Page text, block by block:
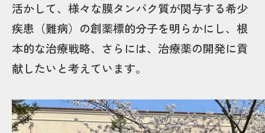
活かして、様々な膜タンパク質が関与する希少
疾患（難病）の創薬標的分子を明らかにし、根
本的な治療戦略、さらには、治療薬の開発に貢
献したいと考えています。